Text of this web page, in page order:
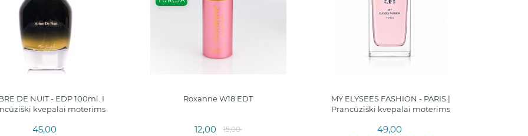
DE NUIT - EDP 100ml. I
kvepalai moterims
45,00
Roxanne W18 EDT
12,00 15,00
MY ELYSEES FASHION - PARIS |
Prancūziški kvepalai moterims
49,00